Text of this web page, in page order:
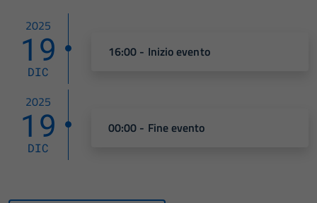
2025
19
DIC
16:00 - Inizio evento
2025
19
DIC
00:00 - Fine evento